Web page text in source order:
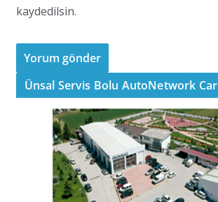
kaydedilsin.
Ünsal Servis Bolu AutoNetwork Car